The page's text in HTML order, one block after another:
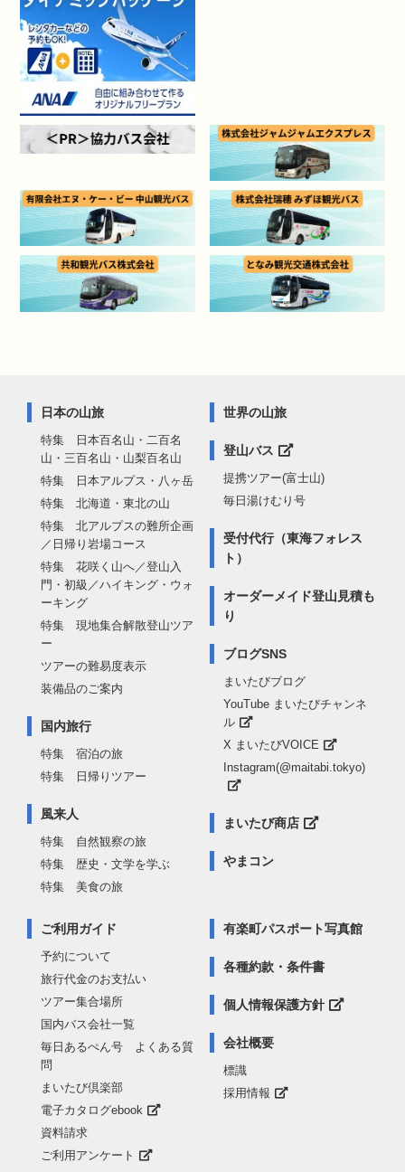
日本の山旅
特集 日本百名山・二百名
山・三百名山・山梨百名山
特集 日本アルプス・八ヶ岳
特集 北海道・東北の山
特集 北アルプスの難所企画
／日帰り岩場コース
特集 花咲く山へ／登山入
門・初級／ハイキング・ウォ
ーキング
特集 現地集合解散登山ツア
ー
ツアーの難易度表示
装備品のご案内
国内旅行
特集 宿泊の旅
特集 日帰りツアー
風来人
特集 自然観察の旅
特集 歴史・文学を学ぶ
特集 美食の旅
世界の山旅
登山バス
提携ツアー(富士山)
毎日湯けむり号
受付代行（東海フォレス
ト）
オーダーメイド登山見積も
り
ブログSNS
まいたびブログ
YouTube まいたびチャンネ
ル
X まいたびVOICE
Instagram(@maitabi.tokyo)
まいたび商店
やまコン
ご利用ガイド
予約について
旅行代金のお支払い
ツアー集合場所
国内バス会社一覧
毎日あるぺん号 よくある質
問
まいたび倶楽部
電子カタログebook
資料請求
ご利用アンケート
有楽町パスポート写真館
各種約款・条件書
個人情報保護方針
会社概要
標識
採用情報